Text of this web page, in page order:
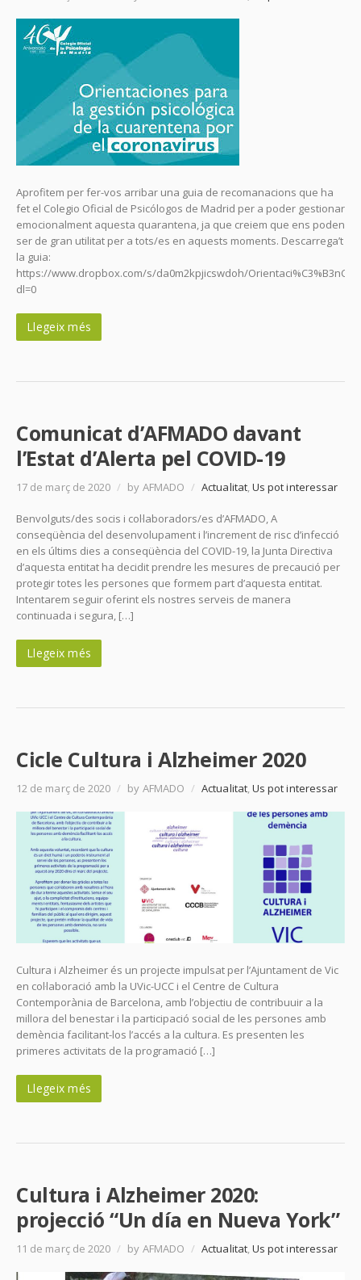
Aprofitem per fer-vos arribar una guia de recomanacions que ha
fet el Colegio Oficial de Psicólogos de Madrid per a poder gestionar
emocionalment aquesta quarantena, ja que creiem que ens poden
ser de gran utilitat per a tots/es en aquests moments. Descarrega’t
la guia:
https://www.dropbox.com/s/da0m2kpjicswdoh/
dl=0
Llegeix més
Comunicat d’AFMADO davant
l’Estat d’Alerta pel COVID-19
17 de març de 2020 / by AFMADO / Actualitat,Us pot interessar
Benvolguts/des socis i col·laboradors/es d’AFMADO, A
conseqüència del desenvolupament i l’increment de risc d’infecció
en els últims dies a conseqüència del COVID-19, la Junta Directiva
d’aquesta entitat ha decidit prendre les mesures de precaució per
protegir totes les persones que formem part d’aquesta entitat.
Intentarem seguir oferint els nostres serveis de manera
continuada i segura, […]
Llegeix més
Cicle Cultura i Alzheimer 2020
12 de març de 2020 / by AFMADO / Actualitat,Us pot interessar
Cultura i Alzheimer és un projecte impulsat per l’Ajuntament de Vic
en col·laboració amb la UVic-UCC i el Centre de Cultura
Contemporània de Barcelona, amb l’objectiu de contribuuir a la
millora del benestar i la participació social de les persones amb
demència facilitant-los l’accés a la cultura. Es presenten les
primeres activitats de la programació […]
Llegeix més
Cultura i Alzheimer 2020:
projecció “Un día en Nueva York”
11 de març de 2020 / by AFMADO / Actualitat,Us pot interessar